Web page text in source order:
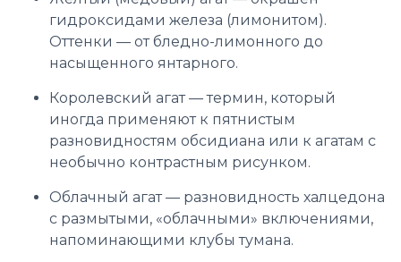
гидроксидами железа (лимонитом).
Оттенки — от бледно-лимонного до
насыщенного янтарного.
Королевский агат — термин, который
иногда применяют к пятнистым
разновидностям обсидиана или к агатам с
необычно контрастным рисунком.
Облачный агат — разновидность халцедона
с размытыми, «облачными» включениями,
напоминающими клубы тумана.